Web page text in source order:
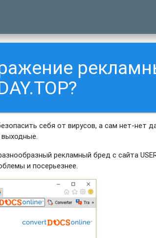
себя от вирусов, а сам нет-нет
выходные.
рекламный бред с сайта
и посерьезнее.